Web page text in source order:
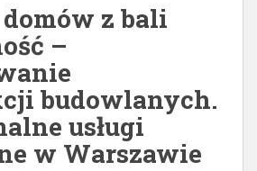
z bali
–
budowlanych.
usługi
w Warszawie